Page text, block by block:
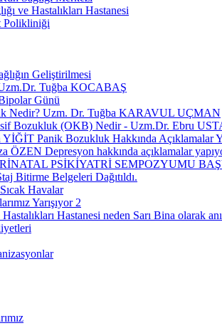
ve Hastalıkları Hastanesi
Polikliniği
Geliştirilmesi
Uzm.Dr. Tuğba KOCABAŞ
Günü
Nedir? Uzm. Dr. Tuğba KARAVUL UÇMAN
Bozukluk (OKB) Nedir - Uzm.Dr. Ebru
Panik Bozukluk Hakkında Açıklamalar
ÖZEN Depresyon hakkında açıklamalar
PSİKİYATRİ SEMPOZYUMU
Bitirme Belgeleri Dağıtıldı.
Havalar
Yarışıyor 2
Hastanesi neden Sarı Bina olarak